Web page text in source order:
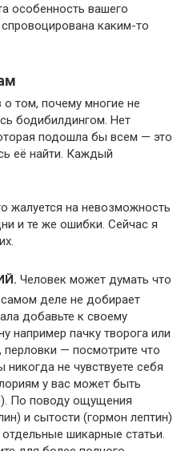
особенность вашего
каким-то
о том, почему многие не
бодибилдингом. Нет
подошла бы всем — это
её найти. Каждый
жалуется на невозможность
и те же ошибки. Сейчас я
Человек может думать что
деле не добирает
добавьте к своему
например пачку творога или
перловки — посмотрите что
не чувствуете себя
у вас может быть
По поводу ощущения
и сытости (гормон лептин)
шикарные статьи.